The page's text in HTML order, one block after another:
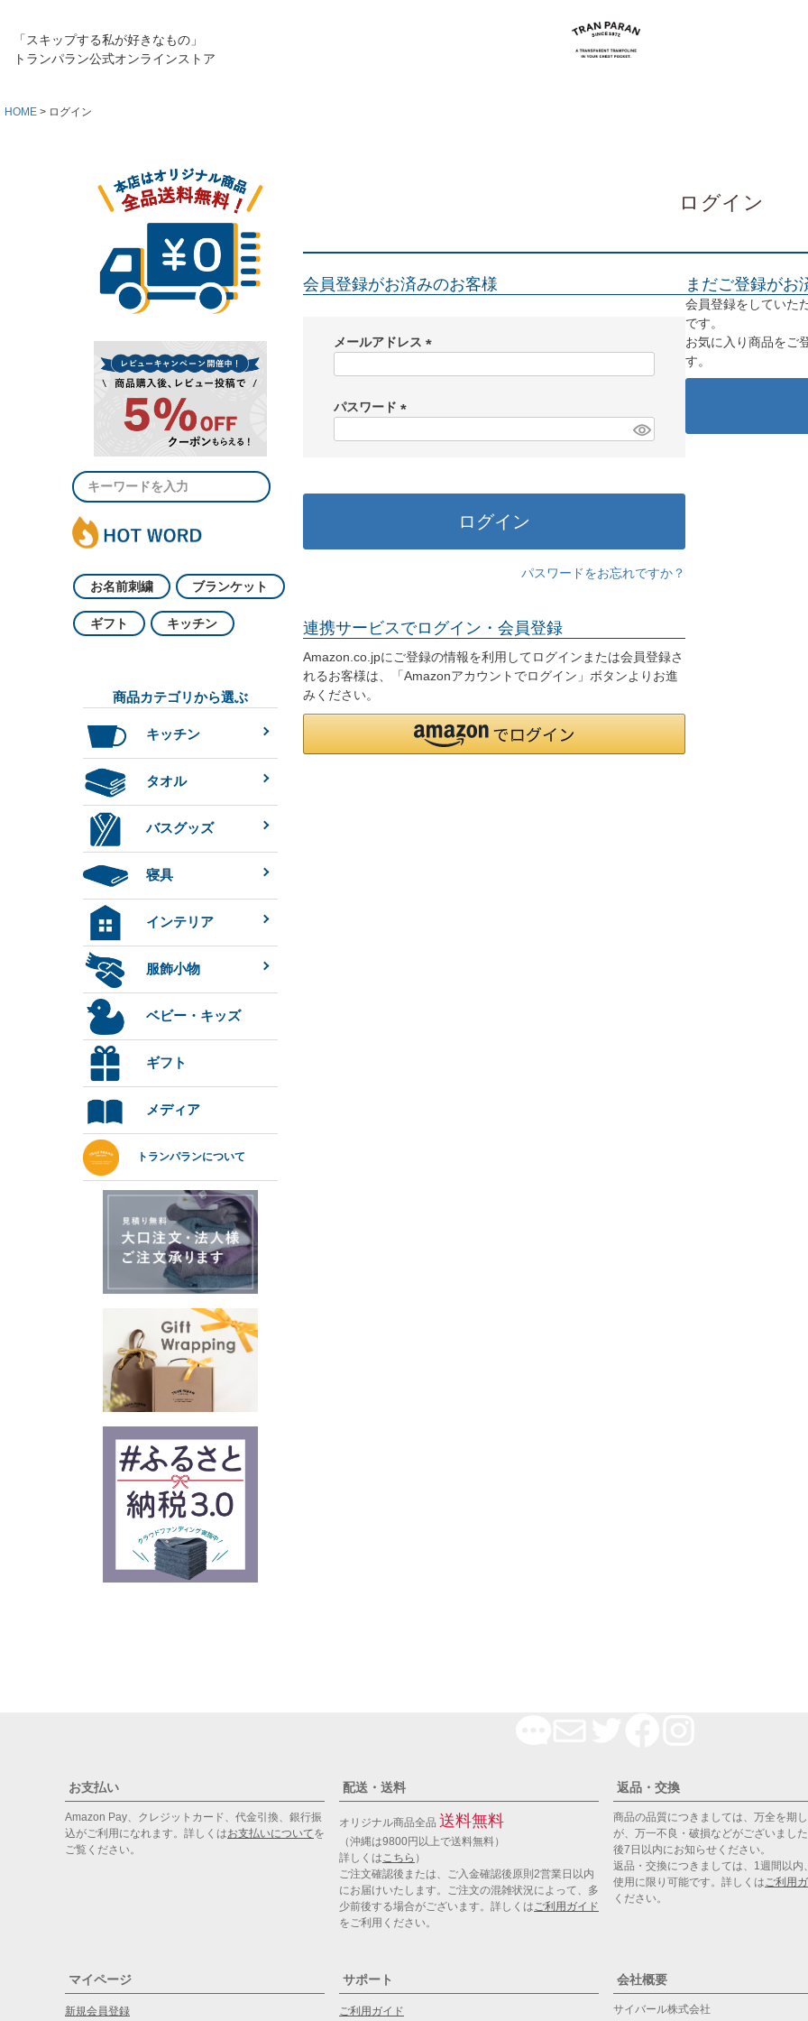
「スキップする私が好きなもの」
トランパラン公式オンラインストア
HOME ログイン
お名前刺繍 ブランケット
ギフト キッチン
商品カテゴリから選ぶ
キッチン
タオル
バスグッズ
寝具
インテリア
服飾小物
ベビー・キッズ
ギフト
メディア
トランパランについて
ログイン
会員登録がお済みのお客様
メールアドレス
)
パスワード
ログイン
パスワードをお忘れですか？
連携サービスでログイン・会員登録
Amazon.co.jpにご登録の情報を利用してログインまたは会員登録さ
れるお客様は、「Amazonアカウントでログイン」ボタンよりお進
みください。
まだご登録がお
会員登録をしていた
です。
お気に入り商品をご
す。
お支払い
Amazon Pay、クレジットカード、代金引換、銀行振
込がご利用になれます。詳しくはお支払いについてを
ご覧ください。
配送・送料
オリジナル商品全品 送料無料
（沖縄は9800円以上で送料無料）
詳しくはこちら ）
ご注文確認後または、ご入金確認後原則2営業日以内
にお届けいたします。ご注文の混雑状況によって、多
少前後する場合がございます。詳しくはご利用ガイド
をご利用ください。
返品・交換
商品の品質につきましては、万全を期
が、万一不良・破損などがございまし
後7日以内にお知らせください。
返品・交換につきましては、1週間以内
使用に限り可能です。詳しくはご利用
ください。
マイページ
新規会員登録
サポート
ご利用ガイド
会社概要
サイバール株式会社